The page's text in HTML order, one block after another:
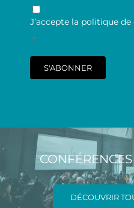
RGPD
J’accepte la politique
*
S'ABONNER
DÉCOUVRIR